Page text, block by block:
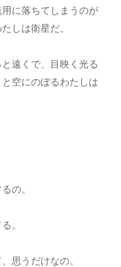
に落ちてしまうのが
しは衛星だ。
遠くで、目映く光る
空にのぼるわたしは
の。
。
思うだけなの。